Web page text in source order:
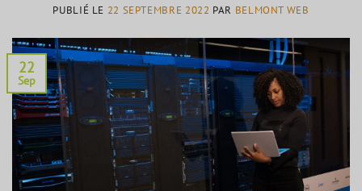
PUBLIÉ LE 22 SEPTEMBRE 2022 PAR BELMONT WEB
22
Sep